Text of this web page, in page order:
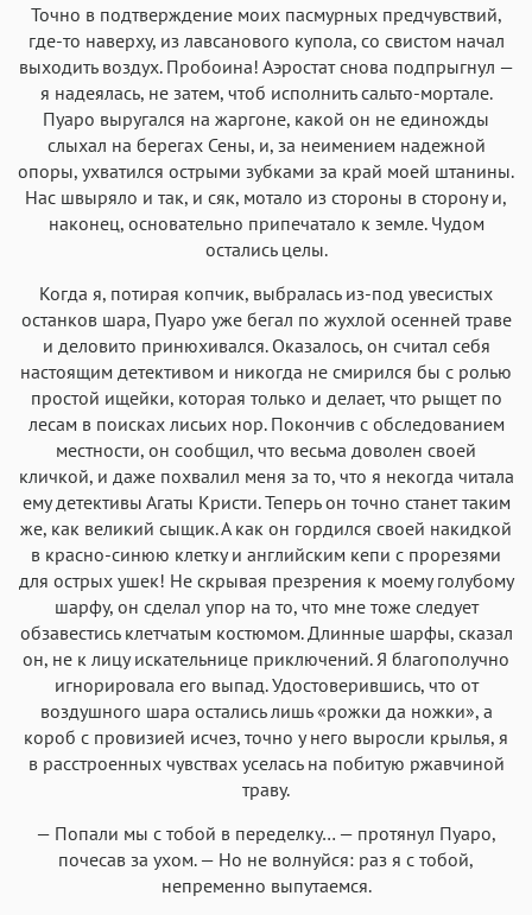
Точно в подтверждение моих пасмурных предчувствий,
где-то наверху, из лавсанового купола, со свистом начал
выходить воздух. Пробоина! Аэростат снова подпрыгнул —
я надеялась, не затем, чтоб исполнить сальто-мортале.
Пуаро выругался на жаргоне, какой он не единожды
слыхал на берегах Сены, и, за неимением надежной
опоры, ухватился острыми зубками за край моей штанины.
Нас швыряло и так, и сяк, мотало из стороны в сторону и,
наконец, основательно припечатало к земле. Чудом
остались целы.
Когда я, потирая копчик, выбралась из-под увесистых
останков шара, Пуаро уже бегал по жухлой осенней траве
и деловито принюхивался. Оказалось, он считал себя
настоящим детективом и никогда не смирился бы с ролью
простой ищейки, которая только и делает, что рыщет по
лесам в поисках лисьих нор. Покончив с обследованием
местности, он сообщил, что весьма доволен своей
кличкой, и даже похвалил меня за то, что я некогда читала
ему детективы Агаты Кристи. Теперь он точно станет таким
же, как великий сыщик. А как он гордился своей накидкой
в красно-синюю клетку и английским кепи с прорезями
для острых ушек! Не скрывая презрения к моему голубому
шарфу, он сделал упор на то, что мне тоже следует
обзавестись клетчатым костюмом. Длинные шарфы, сказал
он, не к лицу искательнице приключений. Я благополучно
игнорировала его выпад. Удостоверившись, что от
воздушного шара остались лишь «рожки да ножки», а
короб с провизией исчез, точно у него выросли крылья, я
в расстроенных чувствах уселась на побитую ржавчиной
траву.
— Попали мы с тобой в переделку… — протянул Пуаро,
почесав за ухом. — Но не волнуйся: раз я с тобой,
непременно выпутаемся.